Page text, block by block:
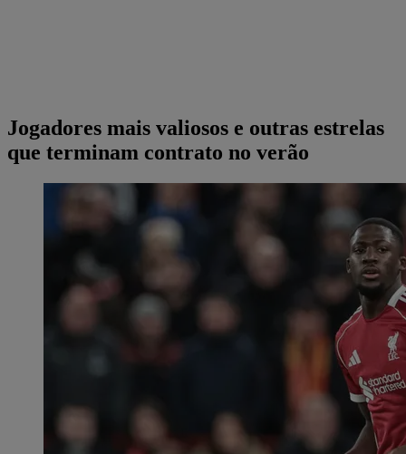
Jogadores mais valiosos e outras estrelas
que terminam contrato no verão